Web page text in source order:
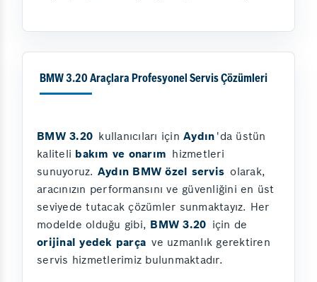
BMW 3.20 Araçlara Profesyonel Servis Çözümleri
BMW 3.20 kullanıcıları için Aydın 'da üstün
kaliteli bakım ve onarım hizmetleri
sunuyoruz. Aydın BMW özel servis olarak,
aracınızın performansını ve güvenliğini en üst
seviyede tutacak çözümler sunmaktayız. Her
modelde olduğu gibi, BMW 3.20 için de
orijinal yedek parça ve uzmanlık gerektiren
servis hizmetlerimiz bulunmaktadır.